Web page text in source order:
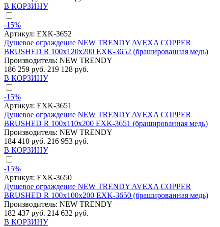
В КОРЗИНУ
-15%
Артикул: EXK-3652
Душевое ограждение NEW TRENDY AVEXA COPPER
BRUSHED R 100x120x200 EXK-3652 (брашированная медь)
Производитель: NEW TRENDY
186 259 руб. 219 128 руб.
В КОРЗИНУ
-15%
Артикул: EXK-3651
Душевое ограждение NEW TRENDY AVEXA COPPER
BRUSHED R 100x110x200 EXK-3651 (брашированная медь)
Производитель: NEW TRENDY
184 410 руб. 216 953 руб.
В КОРЗИНУ
-15%
Артикул: EXK-3650
Душевое ограждение NEW TRENDY AVEXA COPPER
BRUSHED R 100x100x200 EXK-3650 (брашированная медь)
Производитель: NEW TRENDY
182 437 руб. 214 632 руб.
В КОРЗИНУ